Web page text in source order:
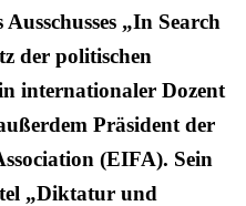
„In Search
der politischen
internationaler Dozent
Präsident der
(EIFA). Sein
„Diktatur und